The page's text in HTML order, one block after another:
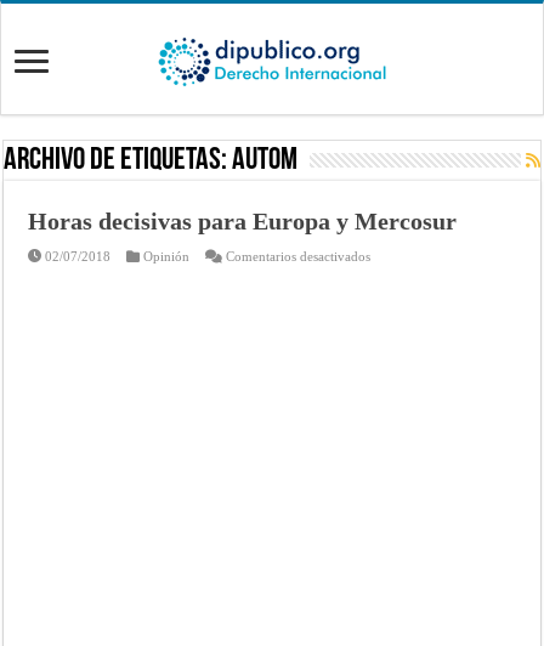
Archivo de Etiquetas:autom
Horas decisivas para Europa y Mercosur
02/07/2018 Opinión Comentarios desactivadosen